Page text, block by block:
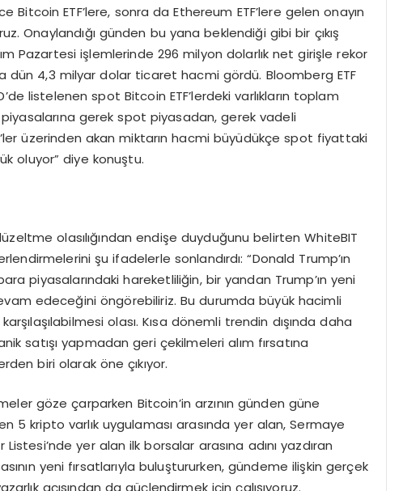
ETF’lere, sonra da Ethereum ETF’lere gelen onayın
Onaylandığı günden bu yana beklendiği gibi bir çıkış
Pazartesi işlemlerinde 296 milyon dolarlık net girişle rekor
dün 4,3 milyar dolar ticaret hacmi gördü. Bloomberg ETF
listelenen spot Bitcoin ETF’lerdeki varlıkların toplam
gerek spot piyasadan, gerek vadeli
üzerinden akan miktarın hacmi büyüdükçe spot fiyattaki
oluyor” diye konuştu.
olasılığından endişe duyduğunu belirten WhiteBIT
şu ifadelerle sonlandırdı: “Donald Trump’ın
piyasalarındaki hareketliliğin, bir yandan Trump’ın yeni
edeceğini öngörebiliriz. Bu durumda büyük hacimli
olası. Kısa dönemli trendin dışında daha
satışı yapmadan geri çekilmeleri alım fırsatına
biri olarak öne çıkıyor.
göze çarparken Bitcoin’in arzının günden güne
5 kripto varlık uygulaması arasında yer alan, Sermaye
yer alan ilk borsalar arasına adını yazdıran
yeni fırsatlarıyla buluştururken, gündeme ilişkin gerçek
açısından da güçlendirmek için çalışıyoruz.